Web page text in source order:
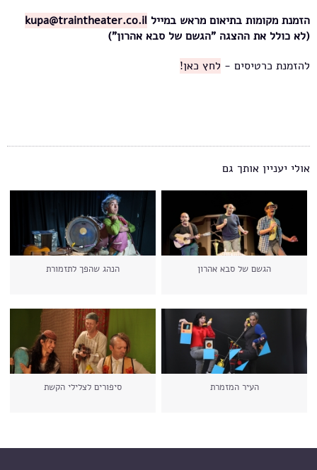
הזמנת מקומות בתיאום מראש במייל kupa@traintheater.co.il
(לא כולל את ההצגה "הגשם של סבא אהרון")
להזמנת כרטיסים - לחץ כאן!
אולי יעניין אותך גם
הגשם של סבא אהרון הנהג שהפך לתזמורת
העיר המזמרת סיפורים לצלילי הקשת